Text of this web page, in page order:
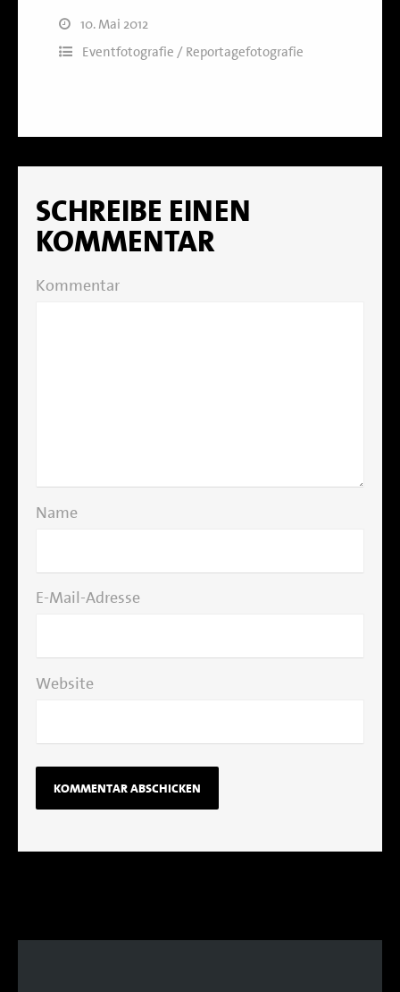
10. Mai 2012
Eventfotografie / Reportagefotografie
SCHREIBE EINEN
KOMMENTAR
Kommentar
Name
E-Mail-Adresse
Website